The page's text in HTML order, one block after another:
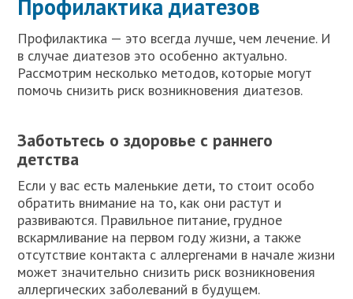
Профилактика диатезов
Профилактика — это всегда лучше, чем лечение. И
в случае диатезов это особенно актуально.
Рассмотрим несколько методов, которые могут
помочь снизить риск возникновения диатезов.
Заботьтесь о здоровье с раннего
детства
Если у вас есть маленькие дети, то стоит особо
обратить внимание на то, как они растут и
развиваются. Правильное питание, грудное
вскармливание на первом году жизни, а также
отсутствие контакта с аллергенами в начале жизни
может значительно снизить риск возникновения
аллергических заболеваний в будущем.